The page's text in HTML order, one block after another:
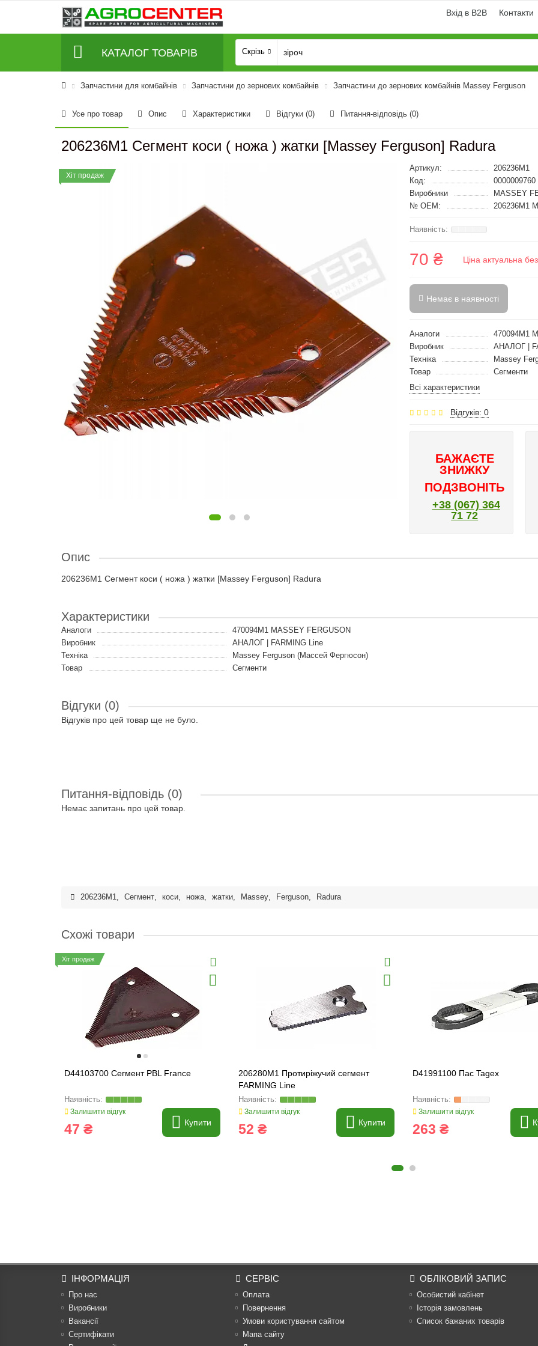
Вхід в B2B Контакти
КАТАЛОГ ТОВАРІВ Скрізь
Запчастини для комбайнів Запчастини до зернових комбайнів Запчастини до зернових комбайнів Massey Ferguson
Усе про товар Опис Характеристики Відгуки (0) Питання-відповідь (0)
206236M1 Сегмент коси ( ножа ) жатки [Massey Ferguson] Radura
Хіт продаж
Артикул:
206236M1
Код:
0000009760
Виробники
MASSEY
№ OEM:
206236M1
70 ₴ Ціна актуальна
Немає в наявності
Аналоги
470094M1
Виробник
АНАЛОГ |
Техніка
Massey
Товар
Сегменти
Всі характеристики
Відгуків: 0
БАЖАЄТЕ
ЗНИЖКУ
ПОДЗВОНІТЬ
+38 (067) 364
71 72
Опис
206236M1 Сегмент коси ( ножа ) жатки [Massey Ferguson] Radura
Характеристики
Аналоги
470094M1 MASSEY FERGUSON
Виробник
АНАЛОГ | FARMING Line
Техніка
Massey Ferguson (Массей Фергюсон)
Товар
Сегменти
Відгуки (0)
Відгуків про цей товар ще не було.
Питання-відповідь (0)
Немає запитань про цей товар.
206236M1, Сегмент, коси, ножа, жатки, Massey, Ferguson, Radura
Схожі товари
Хіт продаж
D44103700 Сегмент PBL France
Залишити відгук
47 ₴ Купити
206280M1 Протиріжучий сегмент
FARMING Line
Залишити відгук
52 ₴ Купити
D41991100 Пас Tagex
Залишити відгук
263 ₴
ІНФОРМАЦІЯ
Про нас
Виробники
Вакансії
Сертифікати
СЕРВІС
Оплата
Повернення
Умови користування сайтом
Мапа сайту
ОБЛІКОВИЙ ЗАПИС
Особистий кабінет
Історія замовлень
Список бажаних товарів